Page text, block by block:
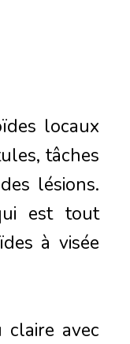
locaux
tâches
lésions.
est tout
à visée
claire avec